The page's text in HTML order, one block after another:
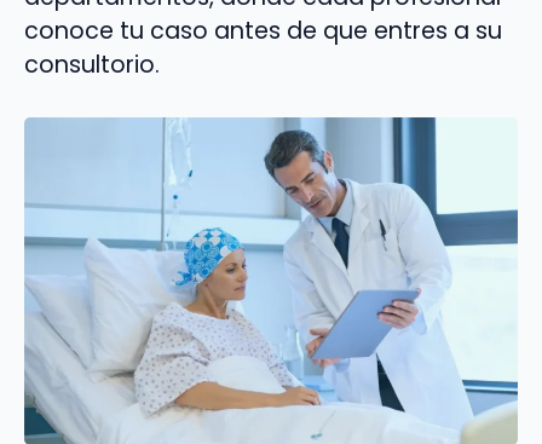
conoce tu caso antes de que entres a su
consultorio.